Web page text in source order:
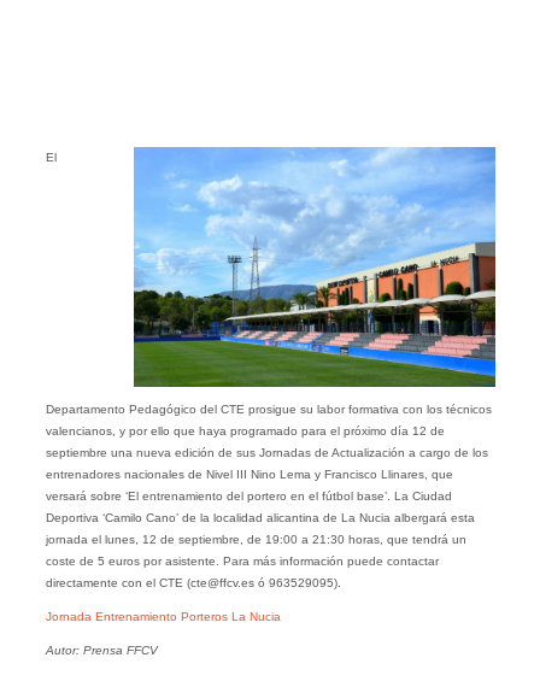
El
Departamento Pedagógico del CTE prosigue su labor formativa con los técnicos
valencianos, y por ello que haya programado para el próximo día 12 de
septiembre una nueva edición de sus Jornadas de Actualización a cargo de los
entrenadores nacionales de Nivel III Nino Lema y Francisco Llinares, que
versará sobre ‘El entrenamiento del portero en el fútbol base’. La Ciudad
Deportiva ‘Camilo Cano’ de la localidad alicantina de La Nucia albergará esta
jornada el lunes, 12 de septiembre, de 19:00 a 21:30 horas, que tendrá un
coste de 5 euros por asistente. Para más información puede contactar
directamente con el CTE (cte@ffcv.es ó 963529095).
Jornada Entrenamiento Porteros La Nucia
Autor: Prensa FFCV